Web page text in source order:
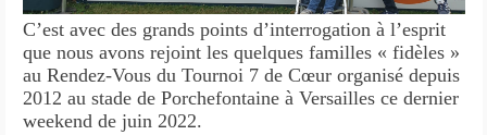
C’est avec des grands points d’interrogation à l’esprit
que nous avons rejoint les quelques familles « fidèles »
au Rendez-Vous du Tournoi 7 de Cœur organisé depuis
2012 au stade de Porchefontaine à Versailles ce dernier
weekend de juin 2022.